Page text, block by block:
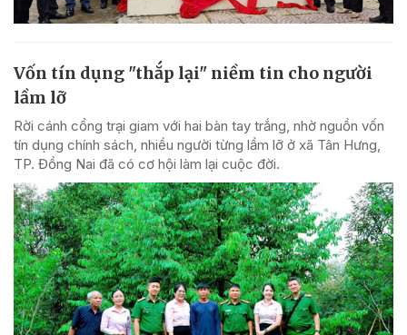
Vốn tín dụng "thắp lại" niềm tin cho người
lầm lỡ
Rời cánh cổng trại giam với hai bàn tay trắng, nhờ nguồn vốn
tín dụng chính sách, nhiều người từng lầm lỡ ở xã Tân Hưng,
TP. Đồng Nai đã có cơ hội làm lại cuộc đời.